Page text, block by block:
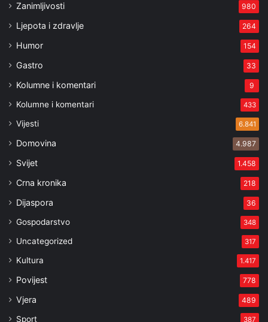
Zanimljivosti 980
Ljepota i zdravlje 264
Humor 154
Gastro 33
Kolumne i komentari 9
Kolumne i komentari 433
Vijesti 6.841
Domovina 4.987
Svijet 1.458
Crna kronika 218
Dijaspora 36
Gospodarstvo 348
Uncategorized 317
Kultura 1.417
Povijest 778
Vjera 489
Sport 387